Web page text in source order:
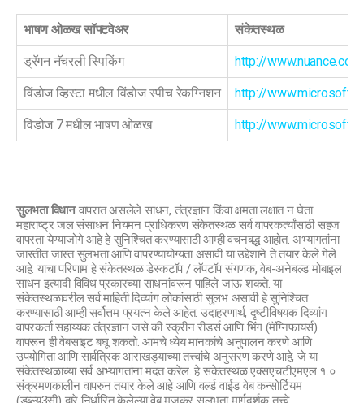
भाषण ओळख सॉफ्टवेअर संकेतस्थळ
ड्रॅगन नॅचरली स्पिकिंग http://
विंडोज व्हिस्टा मधील विंडोज स्पीच रेकग्निशन http://
विंडोज 7 मधील भाषण ओळख http://
सुलभता विधानवापरात असलेले साधन, तंत्रज्ञान किंवा क्षमता लक्षात न घेता
महाराष्ट्र जल संसाधन नियमन प्राधिकरण संकेतस्थळ सर्व वापरकर्त्यांसाठी सहज
वापरता येण्याजोगे आहे हे सुनिश्चित करण्यासाठी आम्ही वचनबद्ध आहोत. अभ्यागतांना
जास्तीत जास्त सुलभता आणि वापरण्यायोग्यता असावी या उद्देशाने ते तयार केले गेले
आहे. याचा परिणाम हे संकेतस्थळ डेस्कटॉप / लॅपटॉप संगणक, वेब-अनेबल्ड मोबाइल
साधन इत्यादी विविध प्रकारच्या साधनांवरून पाहिले जाऊ शकते. या
संकेतस्थळावरील सर्व माहिती दिव्यांग लोकांसाठी सुलभ असावी हे सुनिश्चित
करण्यासाठी आम्ही सर्वोत्तम प्रयत्न केले आहेत. उदाहरणार्थ, दृष्टीविषयक दिव्यांग
वापरकर्ता सहाय्यक तंत्रज्ञान जसे की स्क्रीन रीडर्स आणि भिंग (मॅग्निफायर्स)
वापरून ही वेबसाइट बघू शकतो. आमचे ध्येय मानकांचे अनुपालन करणे आणि
उपयोगिता आणि सार्वत्रिक आराखड्याच्या तत्त्वांचे अनुसरण करणे आहे, जे या
संकेतस्थळाच्या सर्व अभ्यागतांना मदत करेल. हे संकेतस्थळ एक्सएचटीएमएल १.०
संक्रमणकालीन वापरुन तयार केले आहे आणि वर्ल्ड वाईड वेब कन्सोर्टियम